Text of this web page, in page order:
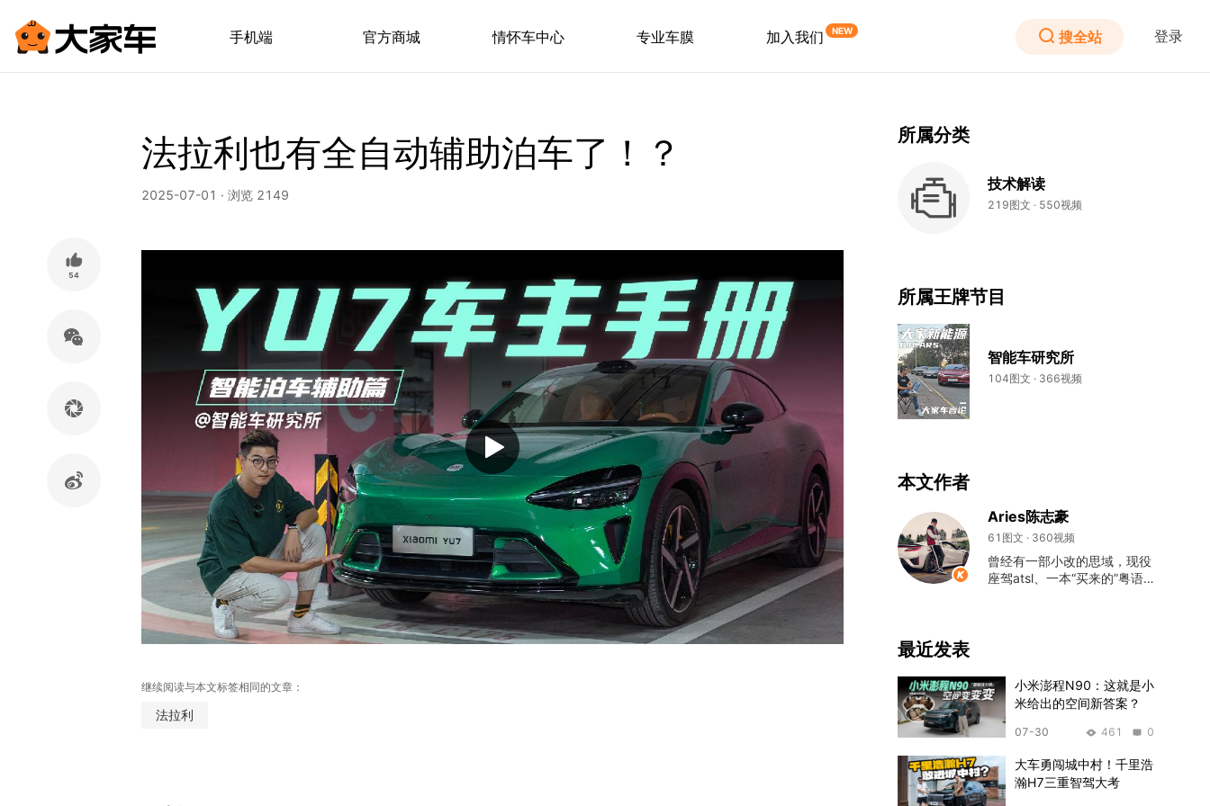
手机端 官方商城 情怀车中心 专业车膜 加入我们 搜全站 登录
54
法拉利也有全自动辅助泊车了！？
2025-07-01 · 浏览 2149
继续阅读与本文标签相同的文章：
法拉利
所属分类
技术解读
219图文 · 550视频
所属王牌节目
智能车研究所
104图文 · 366视频
本文作者
Aries陈志豪
61图文 · 360视频
曾经有一部小改的思域，现役
座驾atsl、一本“买来的”粤语主
最近发表
小米澎程N90：这就是小
米给出的空间新答案？
07-30 461 0
大车勇闯城中村！千里浩
瀚H7三重智驾大考